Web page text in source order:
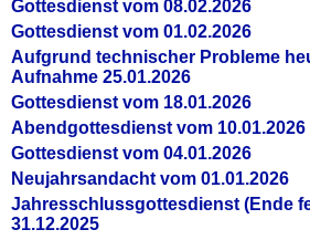
Gottesdienst vom 08.02.2026
Gottesdienst vom 01.02.2026
Aufgrund technischer Probleme
Aufnahme 25.01.2026
Gottesdienst vom 18.01.2026
Abendgottesdienst vom 10.01.2026
Gottesdienst vom 04.01.2026
Neujahrsandacht vom 01.01.2026
Jahresschlussgottesdienst (Ende
31.12.2025